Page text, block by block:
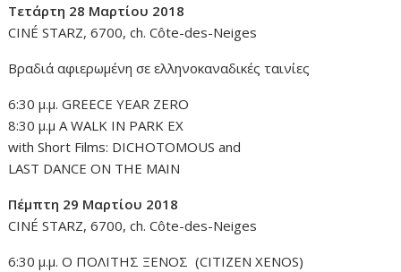
Τετάρτη 28 Μαρτίου 2018
CINÉ STARZ, 6700, ch. Côte-des-Neiges
Βραδιά αφιερωμένη σε ελληνοκαναδικές ταινίες
6:30 μ.μ. GREECE YEAR ZERO
8:30 μ.μ A WALK IN PARK EX
with Short Films: DICHOTOMOUS and
LAST DANCE ON THE MAIN
Πέμπτη 29 Μαρτίου 2018
CINÉ STARZ, 6700, ch. Côte-des-Neiges
6:30 μ.μ. Ο ΠΟΛΙΤΗΣ ΞΕΝΟΣ (CITIZEN XENOS)